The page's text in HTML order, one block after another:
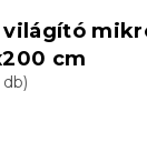
világító
cm
db)